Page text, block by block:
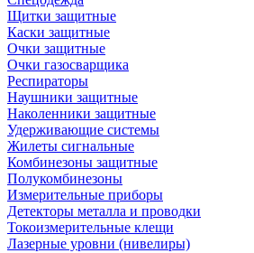
Щитки защитные
Каски защитные
Очки защитные
Очки газосварщика
Респираторы
Наушники защитные
Наколенники защитные
Удерживающие системы
Жилеты сигнальные
Комбинезоны защитные
Полукомбинезоны
Измерительные приборы
Детекторы металла и проводки
Токоизмерительные клещи
Лазерные уровни (нивелиры)